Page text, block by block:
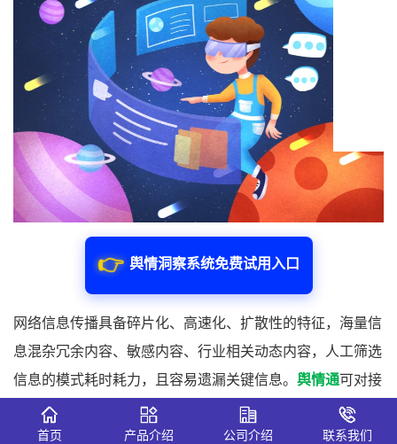
👉 舆情洞察系统免费试用入口
网络信息传播具备碎片化、高速化、扩散性的特征，海量信
息混杂冗余内容、敏感内容、行业相关动态内容，人工筛选
信息的模式耗时耗力，且容易遗漏关键信息。 舆情通可对接
全网主流信息传播渠道，覆盖新闻门户、社交论坛、短视频
平台、自媒体推文等多类信息载体，系统后台能够不间断采
首页 产品介绍 公司介绍 联系我们